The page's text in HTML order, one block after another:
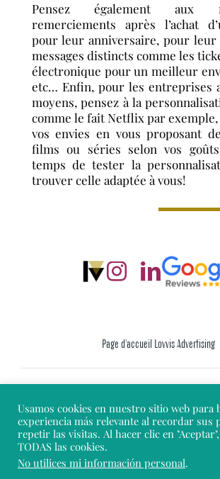
Pensez également aux
remerciements après l’achat
pour leur anniversaire, pour leur
messages distincts comme les
électronique pour un meilleur
etc… Enfin, pour les entreprises
moyens, pensez à la
comme le fait Netflix par
vos envies en vous proposant
films ou séries selon vos
temps de tester la
trouver celle adaptée à vous!
Page d’accueil Lovvis Advertising
Politique en matière de cookies
Usamos cookies en nuestro sitio web para
experiencia más relevante al recordar sus
repetir las visitas. Al hacer clic en
TODAS las cookies.
No utilices mi información personal.